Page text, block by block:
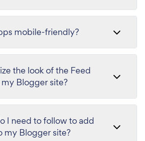
mobile-friendly?
the look of the Feed
Blogger site?
I need to follow to add
my Blogger site?